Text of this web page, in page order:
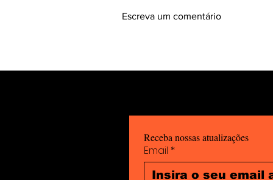
Escreva um comentário
Receba nossas atualizações
Email *